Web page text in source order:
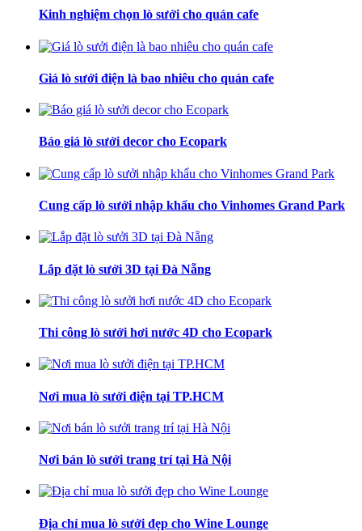
Kinh nghiệm chọn lò sưởi cho quán cafe
Giá lò sưởi điện là bao nhiêu cho quán cafe
Báo giá lò sưởi decor cho Ecopark
Cung cấp lò sưởi nhập khẩu cho Vinhomes Grand Park
Lắp đặt lò sưởi 3D tại Đà Nẵng
Thi công lò sưởi hơi nước 4D cho Ecopark
Nơi mua lò sưởi điện tại TP.HCM
Nơi bán lò sưởi trang trí tại Hà Nội
Địa chỉ mua lò sưởi đẹp cho Wine Lounge